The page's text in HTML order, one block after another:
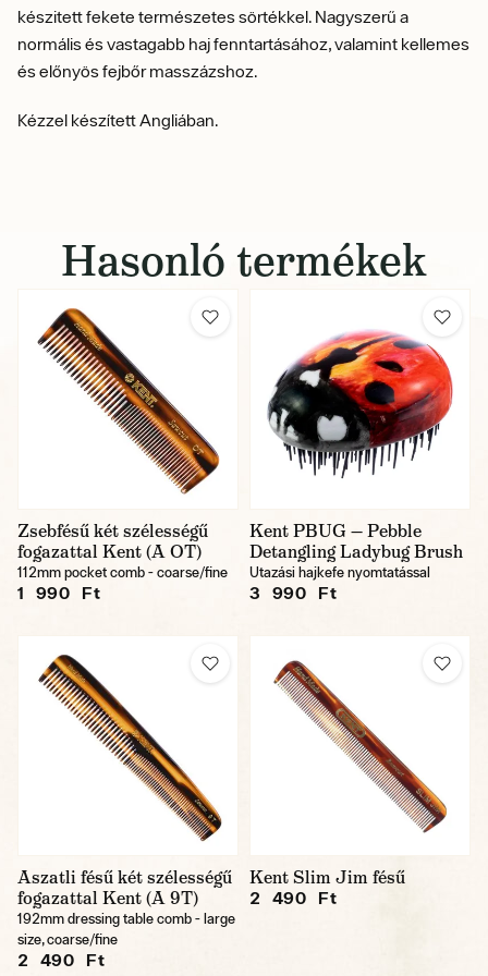
készitett fekete természetes sörtékkel. Nagyszerű a
normális és vastagabb haj fenntartásához, valamint kellemes
és előnyös fejbőr masszázshoz.
Kézzel készített Angliában.
Hasonló termékek
Zsebfésű két szélességű
fogazattal Kent (A OT)
112mm pocket comb - coarse/fine
1 990 Ft
Kent PBUG — Pebble
Detangling Ladybug Brush
Utazási hajkefe nyomtatással
3 990 Ft
Aszatli fésű két szélességű
fogazattal Kent (A 9T)
192mm dressing table comb - large
size, coarse/fine
2 490 Ft
Kent Slim Jim fésű
2 490 Ft